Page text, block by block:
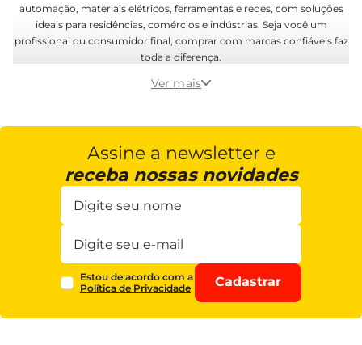
automação, materiais elétricos, ferramentas e redes, com soluções
ideais para residências, comércios e indústrias. Seja você um
profissional ou consumidor final, comprar com marcas confiáveis faz
toda a diferença.
Ver mais
Assine a newsletter e
receba nossas novidades
Estou de acordo com a
Política de Privacidade
Cadastrar